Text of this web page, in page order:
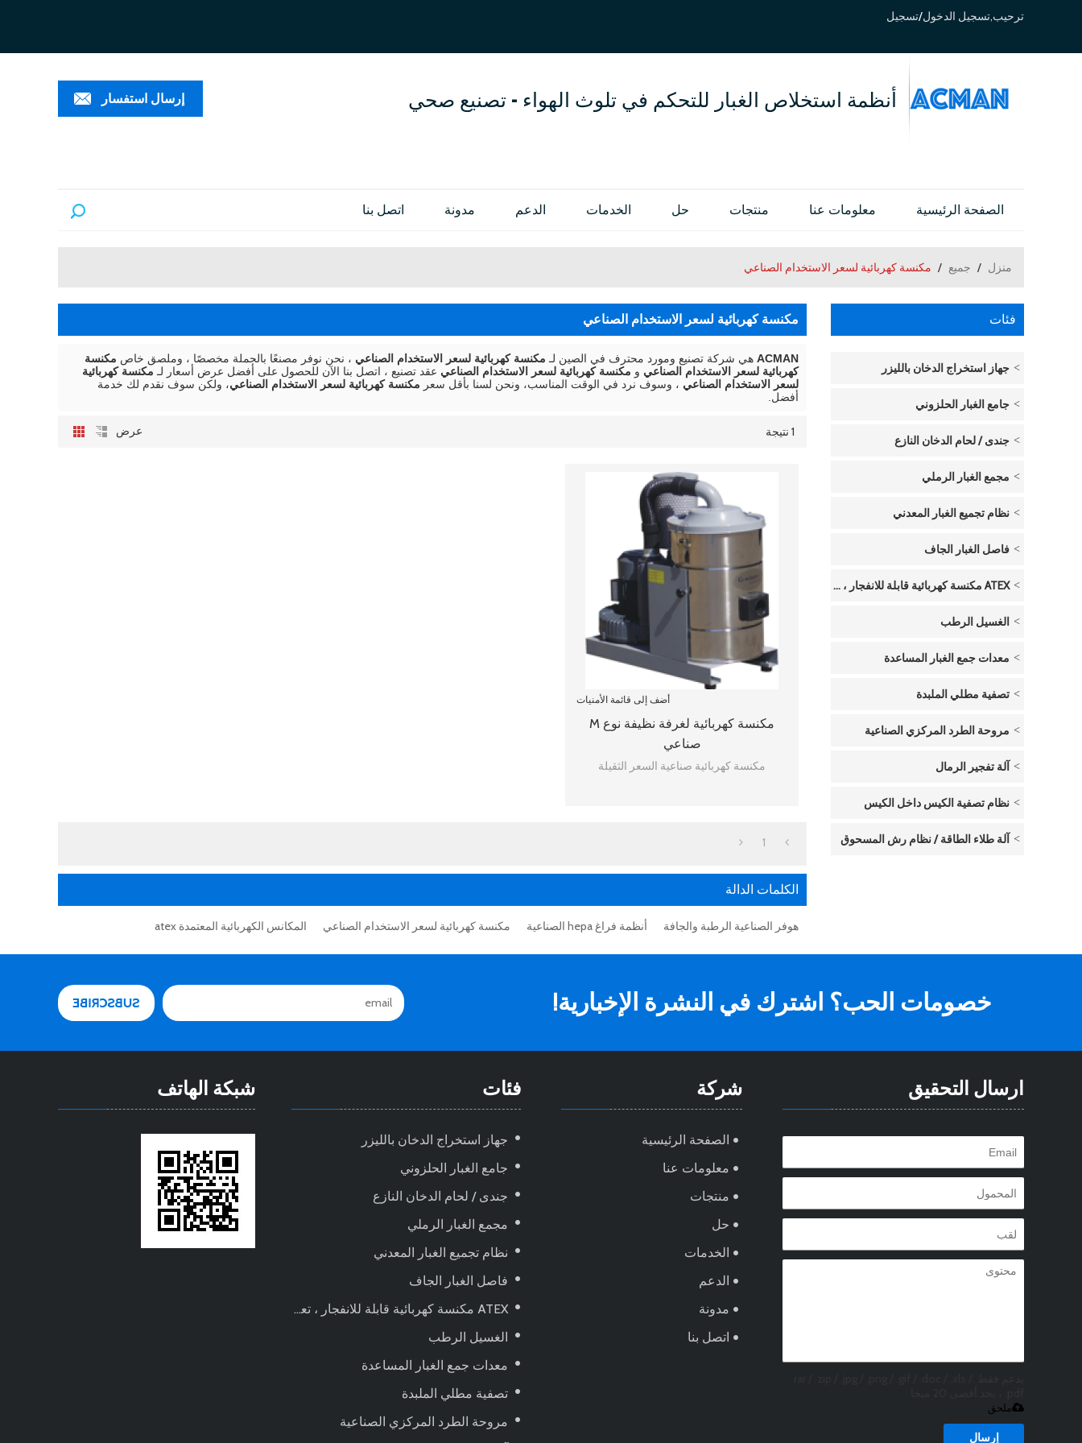
ترحيب,تسجيل الدخول/تسجيل
أنظمة استخلاص الغبار للتحكم في تلوث الهواء - تصنيع صحي إرسال استفسار
الصفحة الرئيسية معلومات عنا منتجات حل الخدمات الدعم مدونة اتصل بنا
منزل / جميع / مكنسة كهربائية لسعر الاستخدام الصناعي
فئات
جهاز استخراج الدخان بالليزر
جامع الغبار الحلزوني
جندى / لحام الدخان النازع
مجمع الغبار الرملي
نظام تجميع الغبار المعدني
فاصل الغبار الجاف
ATEX مكنسة كهربائية قابلة للانفجار ، تعمل بالهواء المضغوط
الغسيل الرطب
معدات جمع الغبار المساعدة
تصفية مطلي الملبدة
مروحة الطرد المركزي الصناعية
آلة تفجير الرمال
نظام تصفية الكيس داخل الكيس
آلة طلاء الطاقة / نظام رش المسحوق
مكنسة كهربائية لسعر الاستخدام الصناعي
ACMAN هي شركة تصنيع ومورد محترف في الصين لـ مكنسة كهربائية لسعر الاستخدام الصناعي ، نحن نوفر مصنعًا بالجملة مخصصًا ، وملصق خاص مكنسة
كهربائية لسعر الاستخدام الصناعي و مكنسة كهربائية لسعر الاستخدام الصناعي عقد تصنيع ، اتصل بنا الآن للحصول على أفضل عرض أسعار لـ مكنسة كهربائية
لسعر الاستخدام الصناعي ، وسوف نرد في الوقت المناسب، ونحن لسنا بأقل سعر مكنسة كهربائية لسعر الاستخدام الصناعي، ولكن سوف نقدم لك خدمة
أفضل.
1 نتيجة عرض عرض
أضف إلى قائمة الأمنيات
مكنسة كهربائية لغرفة نظيفة نوع M
صناعي
مكنسة كهربائية صناعية السعر الثقيلة
1
الكلمات الدالة
هوفر الصناعية الرطبة والجافة أنظمة فراغ hepa الصناعية مكنسة كهربائية لسعر الاستخدام الصناعي المكانس الكهربائية المعتمدة atex
خصومات الحب؟ اشترك في النشرة الإخبارية!
ارسال التحقيق
ملحق
إرسال
شركة
الصفحة الرئيسية
معلومات عنا
منتجات
حل
الخدمات
الدعم
مدونة
اتصل بنا
فئات
جهاز استخراج الدخان بالليزر
جامع الغبار الحلزوني
جندى / لحام الدخان النازع
مجمع الغبار الرملي
نظام تجميع الغبار المعدني
فاصل الغبار الجاف
ATEX مكنسة كهربائية قابلة للانفجار ، تعمل بالهواء المضغوط
الغسيل الرطب
معدات جمع الغبار المساعدة
تصفية مطلي الملبدة
مروحة الطرد المركزي الصناعية
شبكة الهاتف